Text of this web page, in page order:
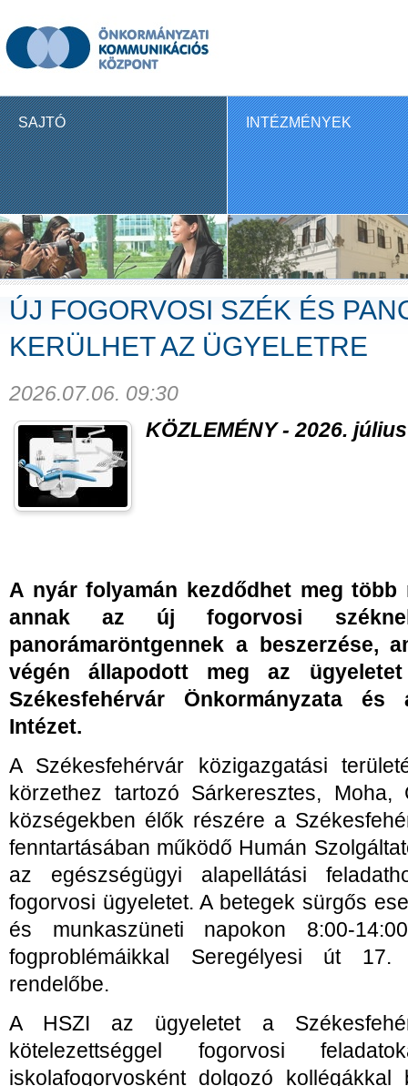
SAJTÓ INTÉZMÉNYEK
ÚJ FOGORVOSI SZÉK ÉS
KERÜLHET AZ ÜGYELETRE
2026.07.06. 09:30
KÖZLEMÉNY - 2026.
A nyár folyamán kezdődhet meg
annak az új fogorvosi
panorámaröntgennek a beszerzése,
végén állapodott meg az
Székesfehérvár Önkormányzata
Intézet.
A Székesfehérvár közigazgatási
körzethez tartozó Sárkeresztes,
községekben élők részére a
fenntartásában működő Humán
az egészségügyi alapellátási
fogorvosi ügyeletet. A betegek sürgős
és munkaszüneti napokon 8:00-
fogproblémáikkal Seregélyesi út
rendelőbe.
A HSZI az ügyeletet a
kötelezettséggel fogorvosi
iskolafogorvosként dolgozó